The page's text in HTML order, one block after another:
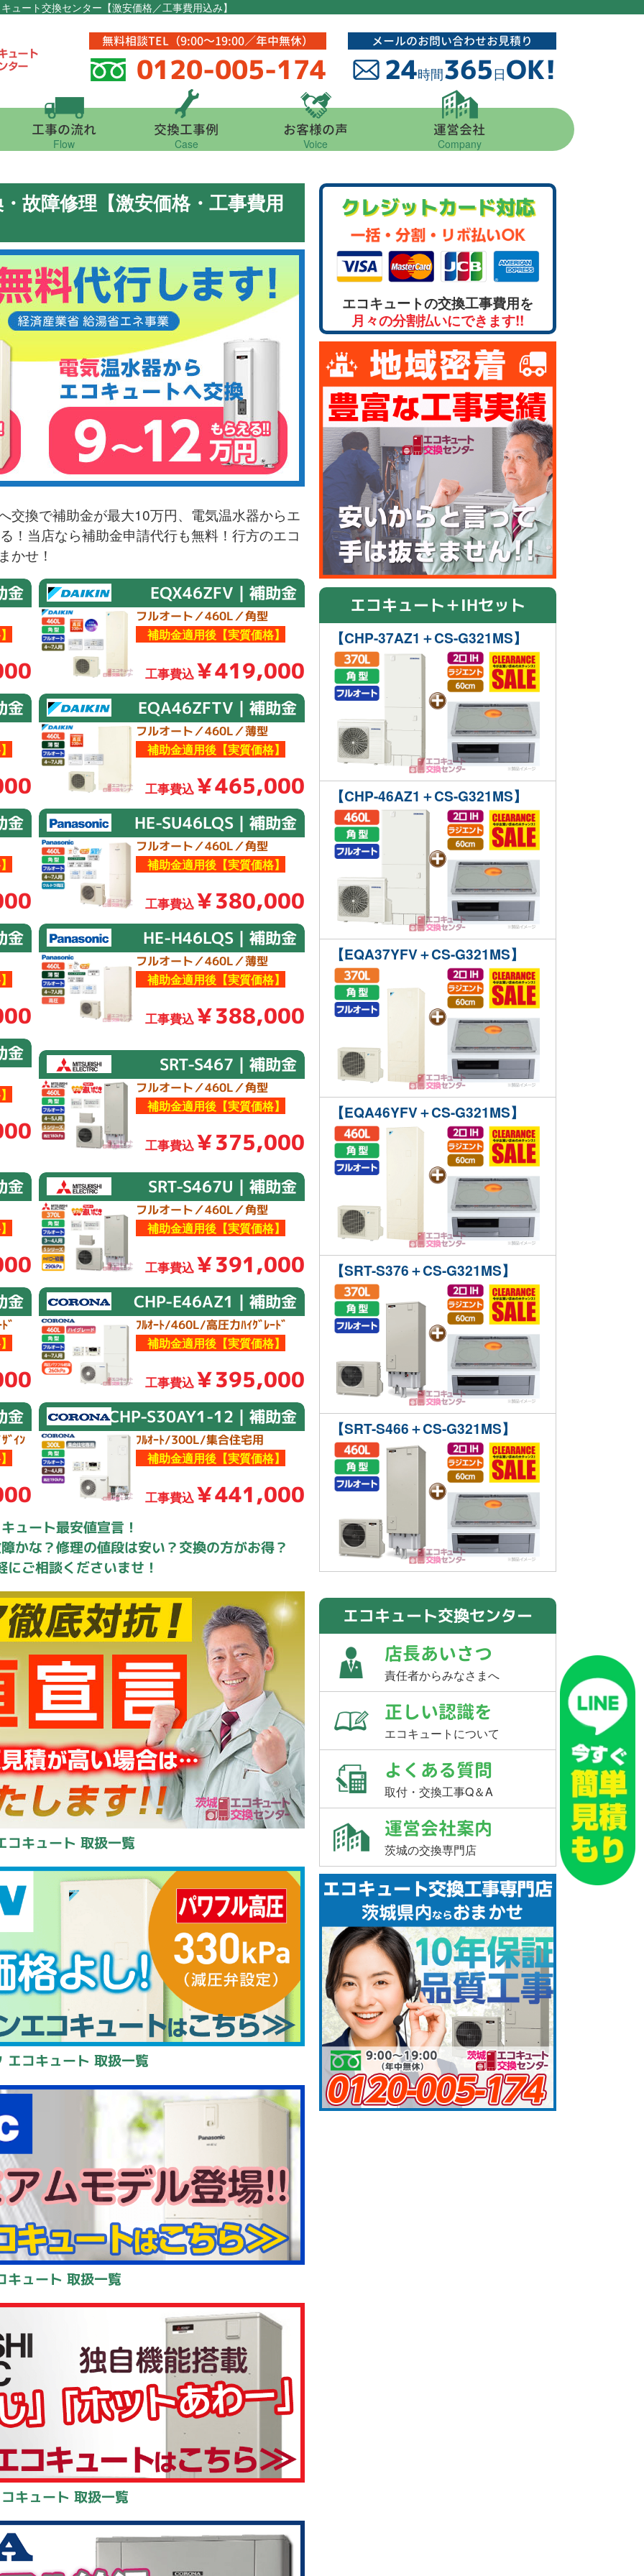
ュート交換センター【激安価格／工事費用込み】
無料相談TEL（9:00～19:00／年中無休）
0120-005-174
メールのお問い合わせお見積り
24時間365日OK!
工事の流れ
Flow
交換工事例
Case
お客様の声
Voice
運営会社
Company
故障修理【激安価格・工事費用
交換で補助金が最大10万円、電気温水器からエ
！当店なら補助金申請代行も無料！行方のエコ
かせ！
金 EQX46ZFV｜補助金
フルオート／460L／角型
補助金適用後【実質価格】
工事費込￥419,000
金 EQA46ZFTV｜補助金
フルオート／460L／薄型
補助金適用後【実質価格】
工事費込￥465,000
金 HE-SU46LQS｜補助金
フルオート／460L／角型
補助金適用後【実質価格】
工事費込￥380,000
金 HE-H46LQS｜補助金
フルオート／460L／薄型
補助金適用後【実質価格】
工事費込￥388,000
金
SRT-S467｜補助金
フルオート／460L／角型
補助金適用後【実質価格】
工事費込￥375,000
金 SRT-S467U｜補助金
フルオート／460L／角型
補助金適用後【実質価格】
工事費込￥391,000
金
ﾞ
CHP-E46AZ1｜補助金
ﾌﾙｵｰﾄ/460L/高圧力ﾊｲｸﾞﾚｰﾄﾞ
補助金適用後【実質価格】
工事費込￥395,000
金
ﾞｲﾝ
CHP-S30AY1-12｜補助金
ﾌﾙｵｰﾄ/300L/集合住宅用
補助金適用後【実質価格】
工事費込￥441,000
ュート最安値宣言！
かな？修理の値段は安い？交換の方がお得？
にご相談くださいませ！
コキュート 取扱一覧
エコキュート 取扱一覧
キュート 取扱一覧
キュート 取扱一覧
クレジットカード対応
エコキュートの交換工事費用を
月々の分割払いにできます!!
エコキュート＋IHセット
【CHP-37AZ1＋CS-G321MS】
【CHP-46AZ1＋CS-G321MS】
【EQA37YFV＋CS-G321MS】
【EQA46YFV＋CS-G321MS】
【SRT-S376＋CS-G321MS】
【SRT-S466＋CS-G321MS】
エコキュート交換センター
店長あいさつ
責任者からみなさまへ
正しい認識を
エコキュートについて
よくある質問
取付・交換工事Q＆A
運営会社案内
茨城の交換専門店